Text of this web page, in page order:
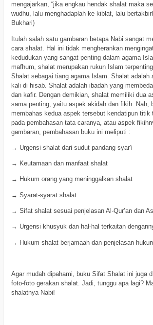
mengajarkan, “jika engkau hendak shalat maka
wudhu, lalu menghadaplah ke kiblat, lalu
Bukhari)
Itulah salah satu gambaran betapa Nabi sangat
cara shalat. Hal ini tidak mengherankan
kedudukan yang sangat penting dalam agama
mafhum, shalat merupakan rukun Islam
Shalat sebagai tiang agama Islam. Shalat adalah
kali di hisab. Shalat adalah ibadah yang
dan kafir. Dengan demikian, shalat memiliki dua
sama penting, yaitu aspek akidah dan fikih. Nah,
membahas kedua aspek tersebut kendatipun titik
pada pembahasan tata caranya, atau aspek
gambaran, pembahasan buku ini meliputi :
→ Urgensi shalat dari sudut pandang syar’i
→ Keutamaan dan manfaat shalat
→ Hukum orang yang meninggalkan shalat
→ Syarat-syarat shalat
→ Sifat shalat sesuai penjelasan Al-Qur’an dan
→ Urgensi khusyuk dan hal-hal terkaitan
→ Hukum shalat berjamaah dan penjelasan
Agar mudah dipahami, buku Sifat Shalat ini juga
foto-foto gerakan shalat. Jadi, tunggu apa lagi?
shalatnya Nabi!